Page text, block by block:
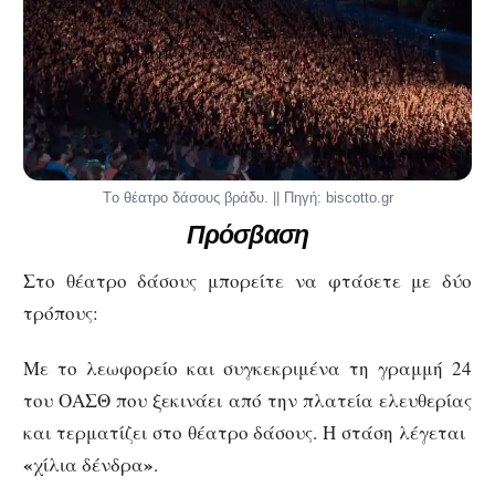
Tο θέατρο δάσους βράδυ. || Πηγή: biscotto.gr
Πρόσβαση
Στο θέατρο δάσους μπορείτε να φτάσετε με δύο
τρόπους:
Με το λεωφορείο και συγκεκριμένα τη γραμμή 24
του ΟΑΣΘ που ξεκινάει από την πλατεία ελευθερίας
και τερματίζει στο θέατρο δάσους. Η στάση λέγεται
«χίλια δένδρα».